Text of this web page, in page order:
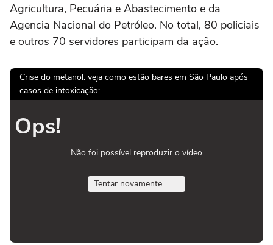
Agricultura, Pecuária e Abastecimento e da
Agencia Nacional do Petróleo. No total, 80 policiais
e outros 70 servidores participam da ação.
Crise do metanol: veja como estão bares em São Paulo após
casos de intoxicação:
Ops!
Não foi possível reproduzir o vídeo
Tentar novamente